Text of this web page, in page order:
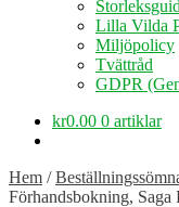
Lilla Vilda
Miljöpolicy
Tvättråd
GDPR
kr0.00 0 artiklar
Hem /
Förhandsbokning, Saga